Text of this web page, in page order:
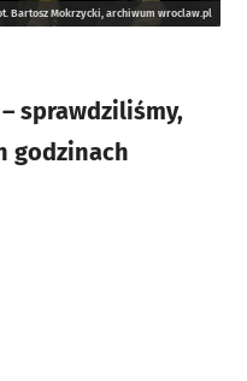
Bartosz Mokrzycki, archiwum wroclaw.pl
sprawdziliśmy,
godzinach